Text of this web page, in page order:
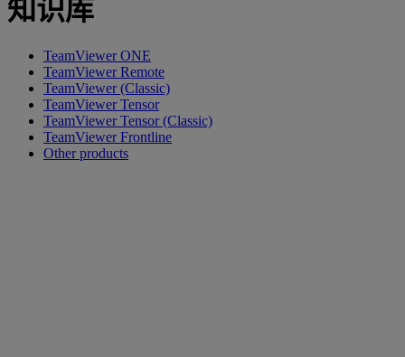
知识库
TeamViewer ONE
TeamViewer Remote
TeamViewer (Classic)
TeamViewer Tensor
TeamViewer Tensor (Classic)
TeamViewer Frontline
Other products